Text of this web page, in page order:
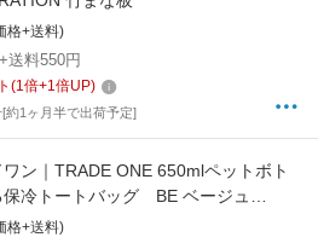
格+送料)
+送料550円
(1倍+1倍UP)
約1ヶ月半で出荷予定]
ワン｜TRADE ONE 650mlペットボト
保冷トートバッグ BE ベージュ
格+送料)